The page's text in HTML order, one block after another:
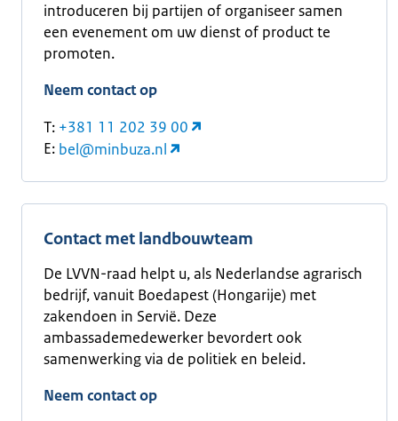
introduceren bij partijen of organiseer samen
een evenement om uw dienst of product te
promoten.
Neem contact op
T: +381 11 202 39 00
E: bel@minbuza.nl
Contact met landbouwteam
De LVVN-raad helpt u, als Nederlandse agrarisch
bedrijf, vanuit Boedapest (Hongarije) met
zakendoen in Servië. Deze
ambassademedewerker bevordert ook
samenwerking via de politiek en beleid.
Neem contact op